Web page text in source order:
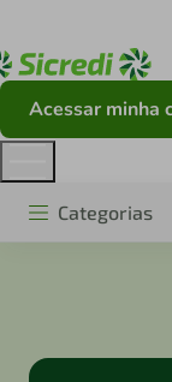
Acessar minha
Categorias